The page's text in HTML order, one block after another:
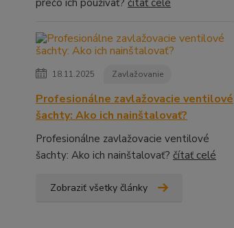
prečo ich používať? čítať celé
18.11.2025 Zavlažovanie
Profesionálne zavlažovacie ventilové
šachty: Ako ich nainštalovať?
Profesionálne zavlažovacie ventilové
šachty: Ako ich nainštalovať? čítať celé
Zobraziť všetky články